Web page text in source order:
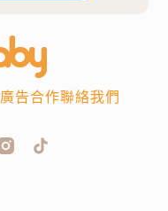
廣告合作聯絡我們